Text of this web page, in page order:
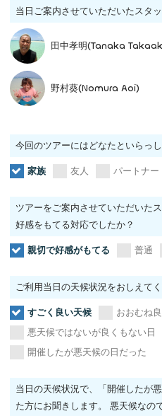
当日ご案内させていただいたスタ
田中孝明(Tanaka
野村葵(Nomura Aoi)
今回のツアーにはどなたといらっ
家族 友人 パートナー
ツアーをご案内させていただいた
好感をもてる対応でしたか？
親切で好感がもてる 普通
ご利用当日の天候状況をおしえてく
すごく良い天候
おおむね
悪天候ではないが良くもない日
開催したが悪天候の日だった
当日の天候状況で、「開催したが
た方にお聞きします。 悪天候なの